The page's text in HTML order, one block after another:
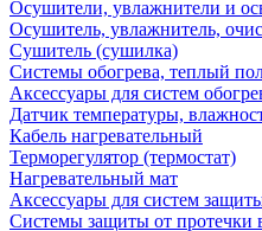
Осушители, увлажнители и
Осушитель, увлажнитель,
Сушитель (сушилка)
Системы обогрева, теплый
Аксессуары для систем
Датчик температуры,
Кабель нагревательный
Терморегулятор (термостат)
Нагревательный мат
Аксессуары для систем
Системы защиты от протечки